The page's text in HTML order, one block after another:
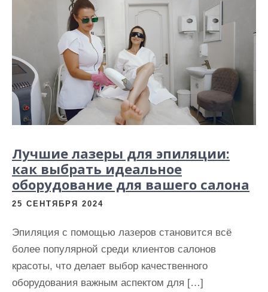
Лучшие лазеры для эпиляции:
как выбрать идеальное
оборудование для вашего салона
25 СЕНТЯБРЯ 2024
Эпиляция с помощью лазеров становится всё
более популярной среди клиентов салонов
красоты, что делает выбор качественного
оборудования важным аспектом для […]